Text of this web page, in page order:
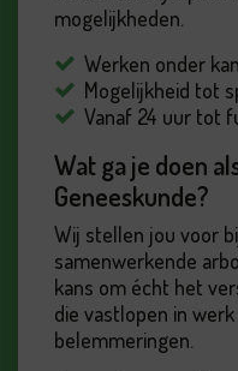
mogelijkheden.
Werken onder
Mogelijkheid tot
Vanaf 24 uur tot
Wat ga je doen
Geneeskunde?
Wij stellen jou voor
samenwerkende
kans om écht het
die vastlopen in
belemmeringen.